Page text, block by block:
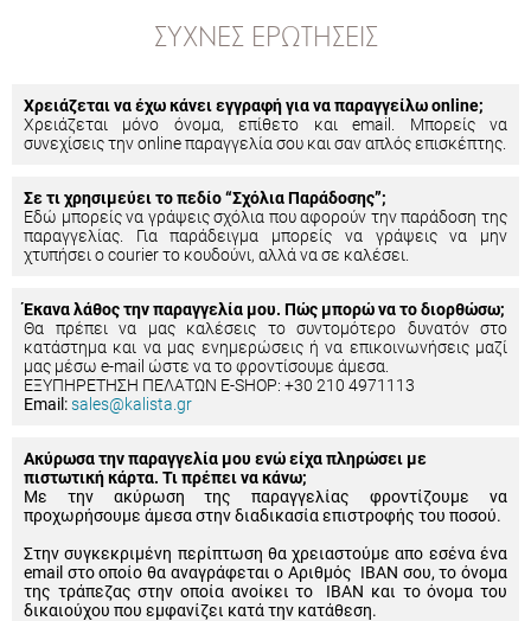
ΣΥΧΝΈΣ ΕΡΩΤΉΣΕΙΣ
Χρειάζεται να έχω κάνει εγγραφή για να παραγγείλω online;
Χρειάζεται μόνο όνομα, επίθετο και email. Μπορείς να
συνεχίσεις την online παραγγελία σου και σαν απλός επισκέπτης.
Σε τι χρησιμεύει το πεδίο “Σχόλια Παράδοσης”;
Εδώ μπορείς να γράψεις σχόλια που αφορούν την παράδοση της
παραγγελίας. Για παράδειγμα μπορείς να γράψεις να μην
χτυπήσει ο courier το κουδούνι, αλλά να σε καλέσει.
Έκανα λάθος την παραγγελία μου. Πώς μπορώ να το διορθώσω;
Θα πρέπει να μας καλέσεις το συντομότερο δυνατόν στο
κατάστημα και να μας ενημερώσεις ή να επικοινωνήσεις μαζί
μας μέσω e-mail ώστε να το φροντίσουμε άμεσα.
ΕΞΥΠΗΡΕΤΗΣΗ ΠΕΛΑΤΩΝ E-SHOP: +30 210 4971113
Email:sales@kalista.gr
Ακύρωσα την παραγγελία μου ενώ είχα πληρώσει με
πιστωτική κάρτα. Τι πρέπει να κάνω;
Με την ακύρωση της παραγγελίας φροντίζουμε να
προχωρήσουμε άμεσα στην διαδικασία επιστροφής του ποσού.
Στην συγκεκριμένη περίπτωση θα χρειαστούμε απο εσένα ένα
email στο οποίο θα αναγράφεται ο Αριθμός IBAN σου, το όνομα
της τράπεζας στην οποία ανοίκει το IBAN και το όνομα του
δικαιούχου που εμφανίζει κατά την κατάθεση.